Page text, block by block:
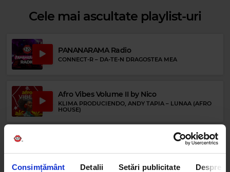
Consimțământ Detalii Setări publicitate Despre
Rock 80s & 90s
METALLICA FUEL
Cele mai ascultate playlist-uri
PANANARAMA Radio
CONNECT-R – DA-TE-N DRAGOSTEA MEA
Afro Vibes Volume II by Nico
KLIMA PRODUCIENDO, ANDY TAPIA – LUNAA (AFRO
HOUSE)
Favorites By Dimineața de Vară cu Boba &